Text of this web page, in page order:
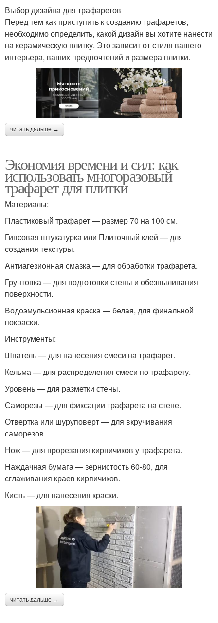
Выбор дизайна для трафаретов
Перед тем как приступить к созданию трафаретов,
необходимо определить, какой дизайн вы хотите нанести
на керамическую плитку. Это зависит от стиля вашего
интерьера, ваших предпочтений и размера плитки.
читать дальше →
Экономия времени и сил: как
использовать многоразовый
трафарет для плитки
Материалы:
Пластиковый трафарет — размер 70 на 100 см.
Гипсовая штукатурка или Плиточный клей — для
создания текстуры.
Антиагезионная смазка — для обработки трафарета.
Грунтовка — для подготовки стены и обезпыливания
поверхности.
Водоэмульсионная краска — белая, для финальной
покраски.
Инструменты:
Шпатель — для нанесения смеси на трафарет.
Кельма — для распределения смеси по трафарету.
Уровень — для разметки стены.
Саморезы — для фиксации трафарета на стене.
Отвертка или шуруповерт — для вкручивания
саморезов.
Нож — для прорезания кирпичиков у трафарета.
Наждачная бумага — зернистость 60-80, для
сглаживания краев кирпичиков.
Кисть — для нанесения краски.
читать дальше →